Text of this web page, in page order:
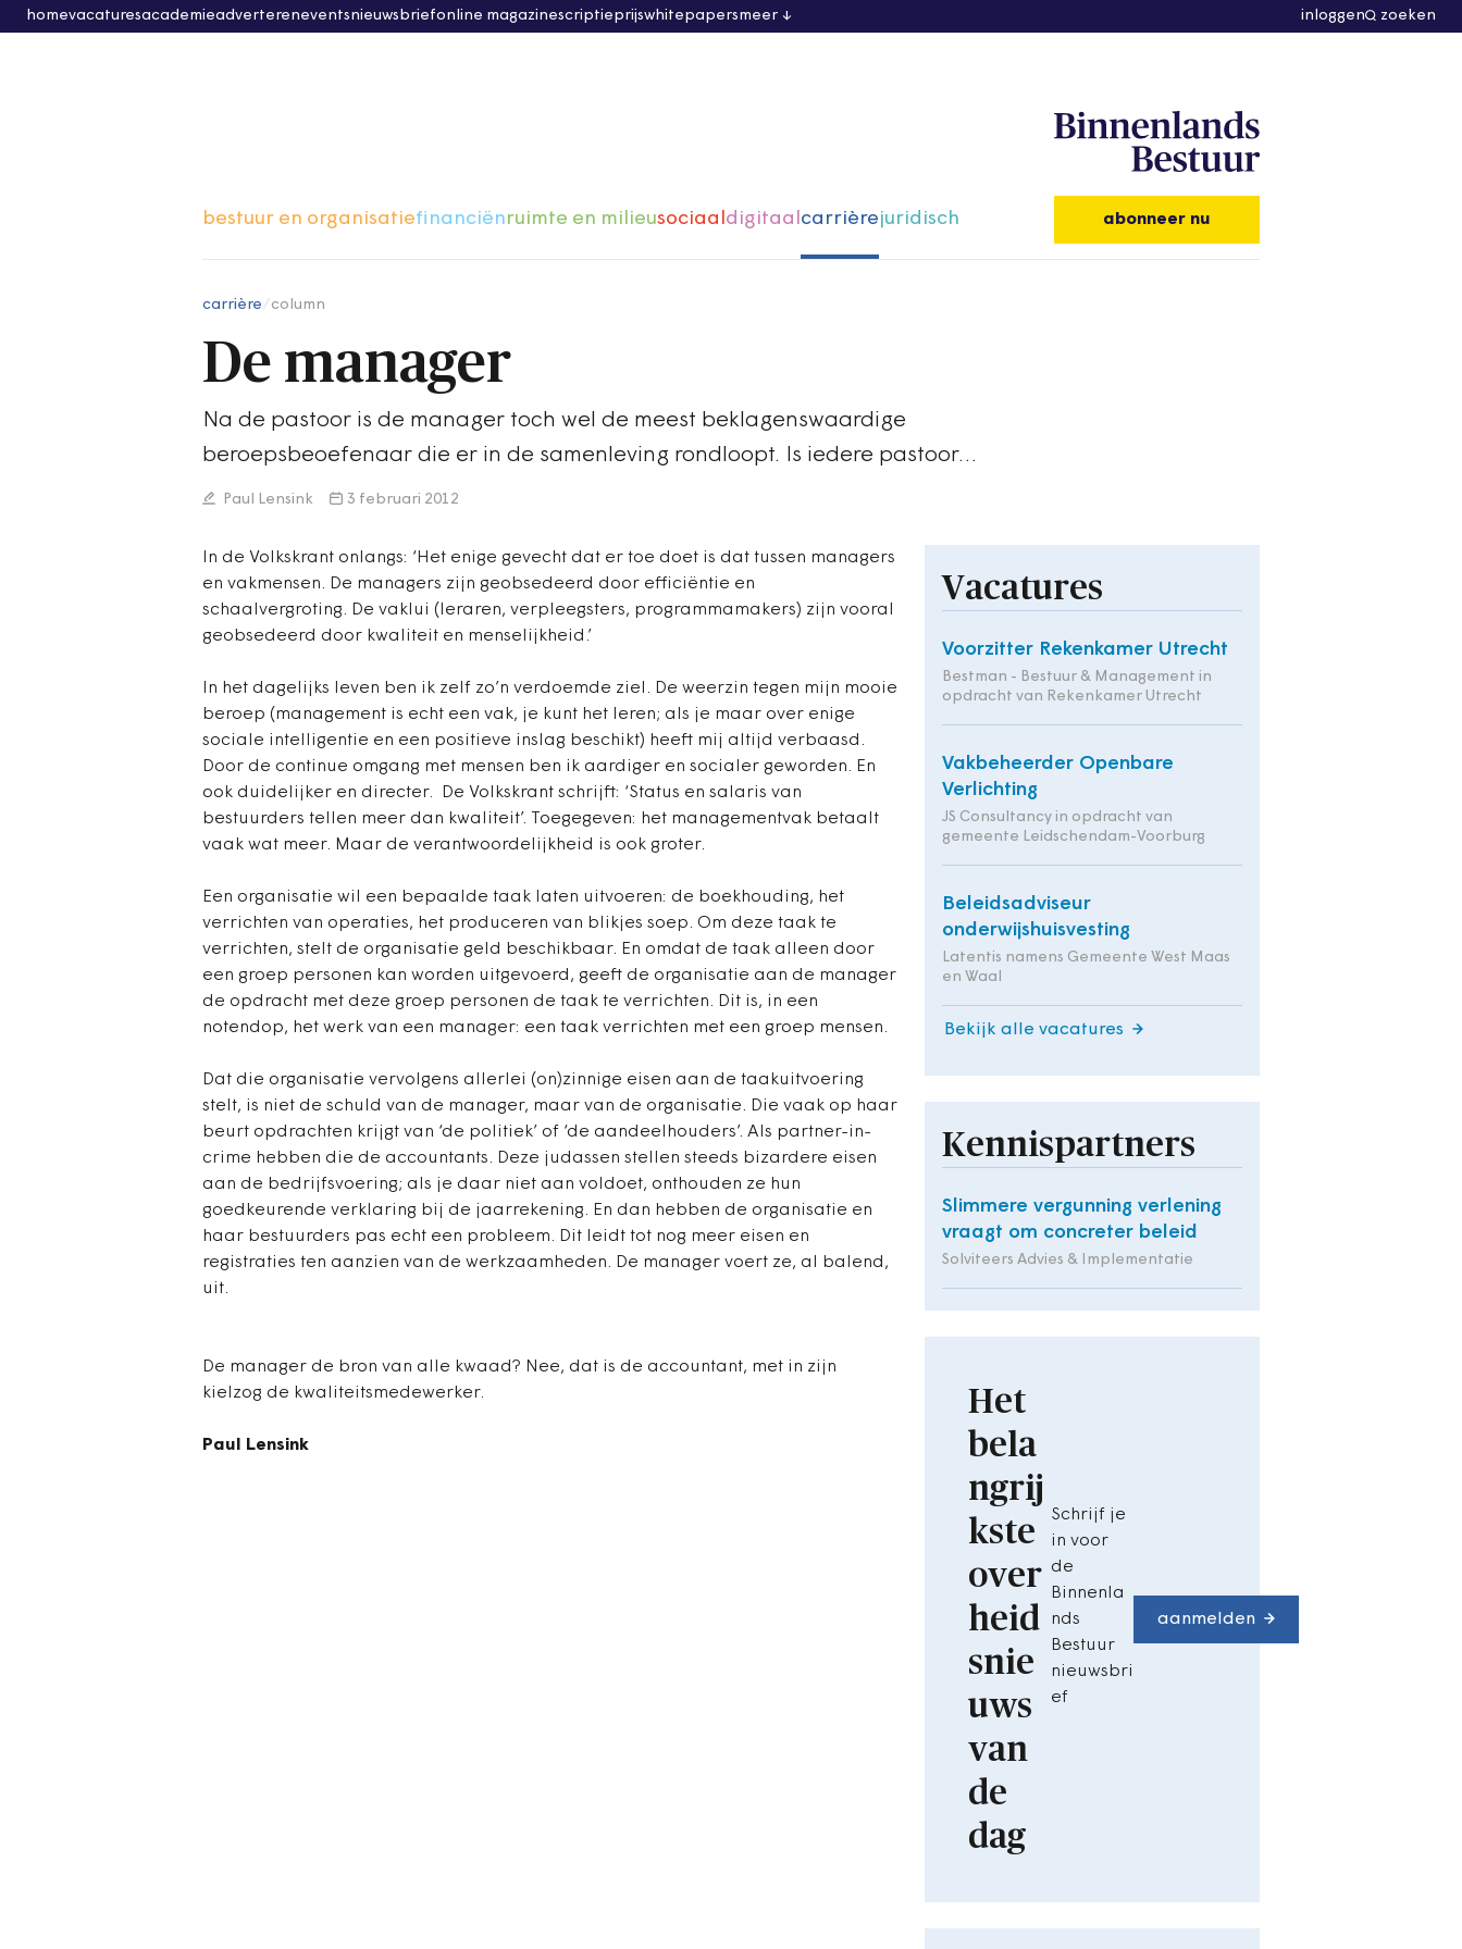
homevacaturesacademieadvertereneventsnieuwsbriefonline magazinescriptieprijswhitepapersmeer inloggen zoeken
bestuur en organisatiefinanciënruimte en milieusociaaldigitaalcarrièrejuridisch abonneer nu
carrière column
De manager
Na de pastoor is de manager toch wel de meest beklagenswaardige
beroepsbeoefenaar die er in de samenleving rondloopt. Is iedere pastoor…
Paul Lensink 3 februari 2012
In de Volkskrant onlangs: ‘Het enige gevecht dat er toe doet is dat tussen managers
en vakmensen. De managers zijn geobsedeerd door efficiëntie en
schaalvergroting. De vaklui (leraren, verpleegsters, programmamakers) zijn vooral
geobsedeerd door kwaliteit en menselijkheid.’
In het dagelijks leven ben ik zelf zo’n verdoemde ziel. De weerzin tegen mijn mooie
beroep (management is echt een vak, je kunt het leren; als je maar over enige
sociale intelligentie en een positieve inslag beschikt) heeft mij altijd verbaasd.
Door de continue omgang met mensen ben ik aardiger en socialer geworden. En
ook duidelijker en directer. De Volkskrant schrijft: ‘Status en salaris van
bestuurders tellen meer dan kwaliteit’. Toegegeven: het managementvak betaalt
vaak wat meer. Maar de verantwoordelijkheid is ook groter.
Vacatures
Voorzitter Rekenkamer Utrecht
Bestman - Bestuur & Management in
opdracht van Rekenkamer Utrecht
Vakbeheerder Openbare
Verlichting
JS Consultancy in opdracht van
gemeente Leidschendam-Voorburg
Beleidsadviseur
onderwijshuisvesting
Latentis namens Gemeente West Maas
en Waal
Bekijk alle vacatures
Kennispartners
Slimmere vergunning verlening
vraagt om concreter beleid
Solviteers Advies & Implementatie
Het
bela
ngrij
kste
over
heid
snie
uws
van
de
dag
Schrijf je
in voor
de
Binnenla
nds
Bestuur
nieuwsbri
ef
aanmelden
Een organisatie wil een bepaalde taak laten uitvoeren: de boekhouding, het
verrichten van operaties, het produceren van blikjes soep. Om deze taak te
verrichten, stelt de organisatie geld beschikbaar. En omdat de taak alleen door
een groep personen kan worden uitgevoerd, geeft de organisatie aan de manager
de opdracht met deze groep personen de taak te verrichten. Dit is, in een
notendop, het werk van een manager: een taak verrichten met een groep mensen.
Dat die organisatie vervolgens allerlei (on)zinnige eisen aan de taakuitvoering
stelt, is niet de schuld van de manager, maar van de organisatie. Die vaak op haar
beurt opdrachten krijgt van ‘de politiek’ of ‘de aandeelhouders’. Als partner-in-
crime hebben die de accountants. Deze judassen stellen steeds bizardere eisen
aan de bedrijfsvoering; als je daar niet aan voldoet, onthouden ze hun
goedkeurende verklaring bij de jaarrekening. En dan hebben de organisatie en
haar bestuurders pas echt een probleem. Dit leidt tot nog meer eisen en
registraties ten aanzien van de werkzaamheden. De manager voert ze, al balend,
uit.
De manager de bron van alle kwaad? Nee, dat is de accountant, met in zijn
kielzog de kwaliteitsmedewerker.
Paul Lensink